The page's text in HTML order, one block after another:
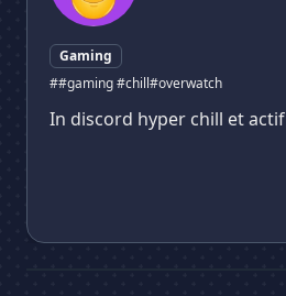
Gaming
##gaming #chill#overwatch
In discord hyper chill et actif